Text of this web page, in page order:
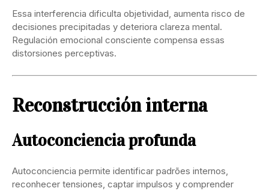
Essa interferencia dificulta objetividad, aumenta risco de
decisiones precipitadas y deteriora clareza mental.
Regulación emocional consciente compensa essas
distorsiones perceptivas.
Reconstrucción interna
Autoconciencia profunda
Autoconciencia permite identificar padrões internos,
reconhecer tensiones, captar impulsos y comprender